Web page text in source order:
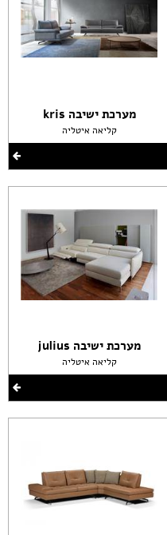
מערכת ישיבה kris
קליאה איטליה
מערכת ישיבה julius
קליאה איטליה